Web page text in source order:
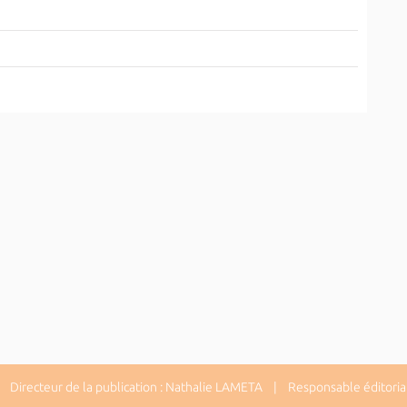
de la publication : Nathalie LAMETA | Responsable éditorial